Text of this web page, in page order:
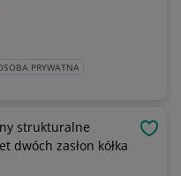
PRYWATNA
strukturalne
dwóch zasłon kółka